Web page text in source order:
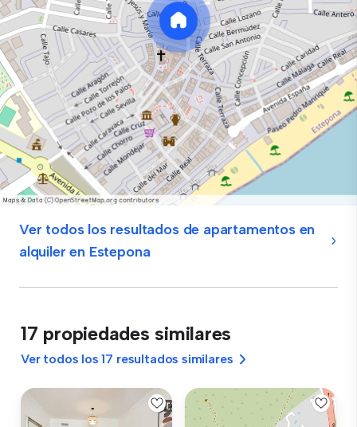
Ver todos los resultados de apartamentos en
alquiler en Estepona
17 propiedades similares
Ver todos los 17 resultados similares